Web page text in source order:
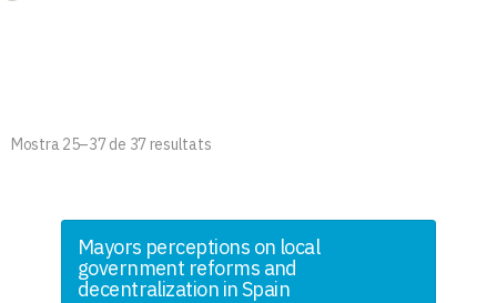
Mostra 25–37 de 37 resultats
Mayors perceptions on local
government reforms and
decentralization in Spain